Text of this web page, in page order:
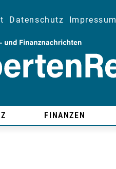
Datenschutz Impressum
FINANZEN